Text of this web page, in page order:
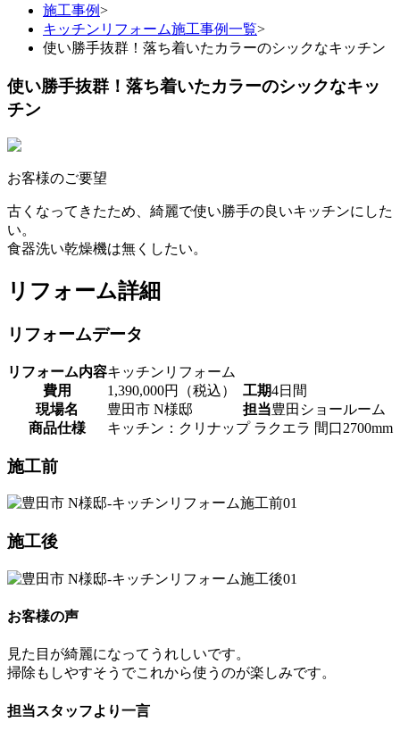
施工事例>
キッチンリフォーム施工事例一覧>
使い勝手抜群！落ち着いたカラーのシックなキッチン
使い勝手抜群！落ち着いたカラーのシックなキッ
チン
お客様のご要望
古くなってきたため、綺麗で使い勝手の良いキッチンにした
い。
食器洗い乾燥機は無くしたい。
リフォーム詳細
リフォームデータ
リフォーム内容キッチンリフォーム
費用
1,390,000円（税込） 工期4日間
現場名
豊田市 N様邸 担当豊田ショールーム
商品仕様
キッチン：クリナップ ラクエラ 間口2700mm
施工前
施工後
お客様の声
見た目が綺麗になってうれしいです。
掃除もしやすそうでこれから使うのが楽しみです。
担当スタッフより一言